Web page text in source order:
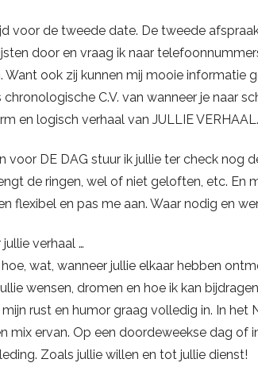
voor de tweede date. De tweede
door en vraag ik naar
Want ook zij kunnen mij mooie informatie
chronologische C.V. van wanneer je naar
en logisch verhaal van JULLIE VERHAAL.
voor DE DAG stuur ik jullie ter check nog
de ringen, wel of niet geloften, etc. En
flexibel en pas me aan. Waar nodig en
verhaal …
wat, wanneer jullie elkaar hebben
wensen, dromen en hoe ik kan
rust en humor graag volledig in. In het
mix ervan. Op een doordeweekse dag
Zoals jullie willen en tot jullie dienst!